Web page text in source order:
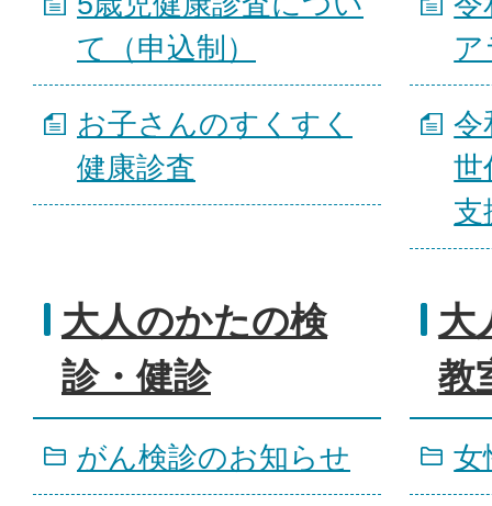
て（申込制）
お子さんのすくすく
健康診査
令
世
支
大人のかたの検
診・健診
がん検診のお知らせ
大
教
女